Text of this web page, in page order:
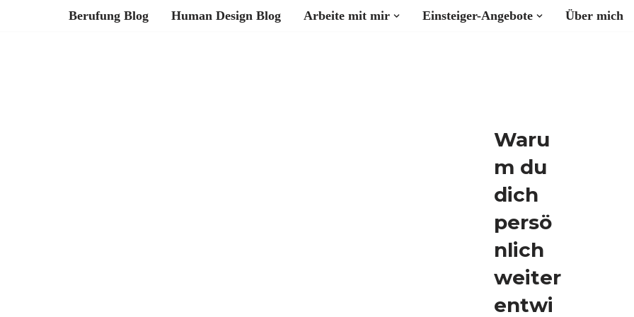
Berufung Blog Human Design Blog Arbeite mit mir Einsteiger-Angebote Über mich
Waru
m du
dich
persö
nlich
weiter
entwi